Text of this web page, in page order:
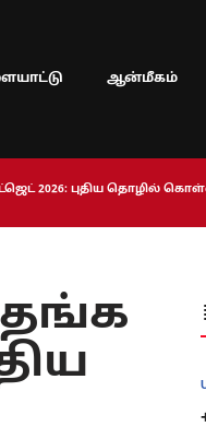
ஆன்மீகம்
2026: புதிய தொழில்
தங்க